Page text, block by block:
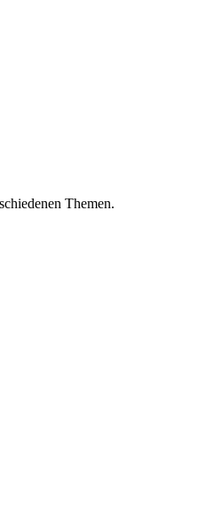
Themen.